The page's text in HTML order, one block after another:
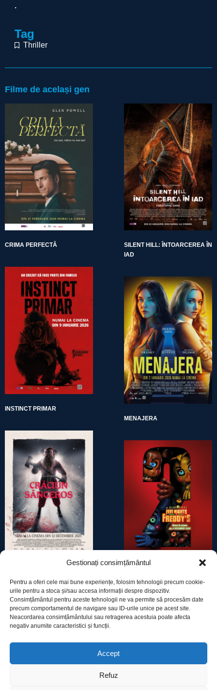
Gestionați consimțământul
Pentru a oferi cele mai bune experiențe, folosim tehnologii precum cookie-
urile pentru a stoca și/sau accesa informații despre dispozitiv.
Consimțământul pentru aceste tehnologii ne va permite să procesăm date
precum comportamentul de navigare sau ID-urile unice pe acest site.
Neacordarea consimțământului sau retragerea acestuia poate afecta
negativ anumite caracteristici și funcții.
Accept
Refuz
.
Tag
Thriller
Filme de același gen
CRIMA PERFECTĂ
SILENT HILL: ÎNTOARCEREA ÎN
IAD
INSTINCT PRIMAR
MENAJERA
FIVE NIGHTS AT FREDDY’S 2
Utile